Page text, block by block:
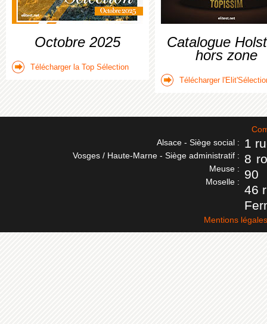
Octobre 2025
Télécharger la Top Sélection
Catalogue
hors zone
Télécharger
Alsace - Siège social :
Vosges / Haute-Marne - Siège administratif :
Meuse :
Moselle :
1
8
90
46
Mentions légales